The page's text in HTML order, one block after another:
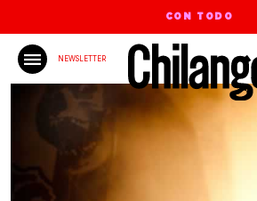
CON TODO
NEWSLETTER